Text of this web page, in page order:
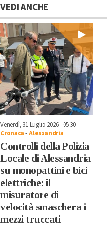
VEDI ANCHE
Venerdì, 31 Luglio 2026 - 05:30
Cronaca-Alessandria
Controlli della Polizia
Locale di Alessandria
su monopattini e bici
elettriche: il
misuratore di
velocità smaschera i
mezzi truccati